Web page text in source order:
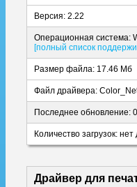
Версия: 2.22
Операционная система:
[полный список
Размер файла: 17.46 Мб
Файл драйвера:
Последнее обновление:
Количество загрузок:
Драйвер для